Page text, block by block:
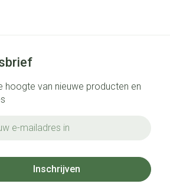
hoogte van nieuwe producten en
Inschrijven